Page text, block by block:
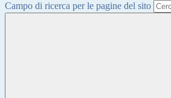
Campo di ricerca per le pagine del sito